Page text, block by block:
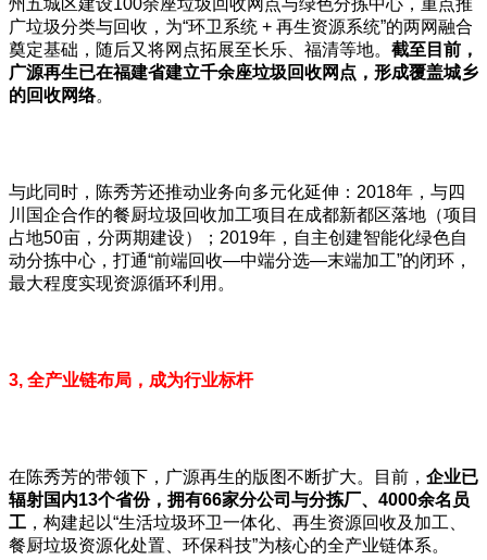
广垃圾分类与回收，为“环卫系统 + 再生资源系统”的两网融合
奠定基础，随后又将网点拓展至长乐、福清等地。 截至目前，
广源再生已在福建省建立千余座垃圾回收网点，形成覆盖城乡
的回收网络。
与此同时，陈秀芳还推动业务向多元化延伸：2018年，与四
川国企合作的餐厨垃圾回收加工项目在成都新都区落地（项目
占地50亩，分两期建设）；2019年，自主创建智能化绿色自
动分拣中心，打通“前端回收—中端分选—末端加工”的闭环，
最大程度实现资源循环利用。
3, 全产业链布局，成为行业标杆
在陈秀芳的带领下，广源再生的版图不断扩大。目前， 企业已
辐射国内13个省份，拥有66家分公司与分拣厂、4000余名员
工 ，构建起以“生活垃圾环卫一体化、再生资源回收及加工、
餐厨垃圾资源化处置、环保科技”为核心的全产业链体系。